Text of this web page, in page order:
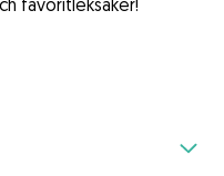
favoritleksaker!